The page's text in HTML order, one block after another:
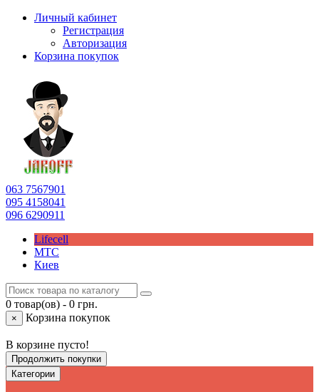
Личный кабинет
Регистрация
Авторизация
Корзина покупок
063 7567901
095 4158041
096 6290911
Lifecell
МТС
Киев
0 товар(ов) - 0 грн.
× Корзина покупок
В корзине пусто!
Продолжить покупки
Категории